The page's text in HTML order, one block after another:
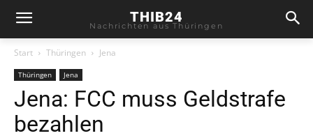
THIB24
Nachrichten aus Thüringen
Start Thüringen Jena
Thüringen Jena
Jena: FCC muss Geldstrafe
bezahlen